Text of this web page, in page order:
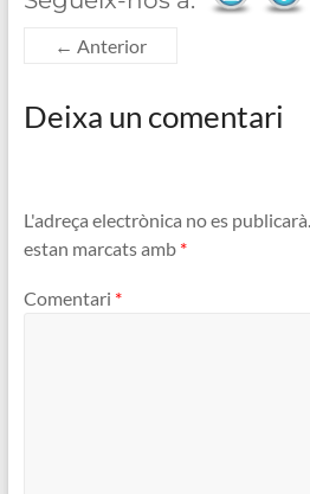
← Anterior
Deixa un comentari
L'adreça electrònica no es publicarà.
estan marcats amb *
Comentari *